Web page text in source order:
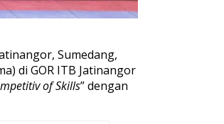
Sumedang,
di GOR ITB Jatinangor
of Skills” dengan